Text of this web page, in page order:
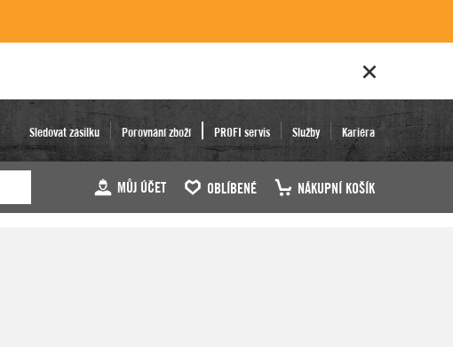
Sledovat zásilku Porovnání zboží PROFI servis Služby Kariéra
MŮJ ÚČET OBLÍBENÉ NÁKUPNÍ KOŠÍK